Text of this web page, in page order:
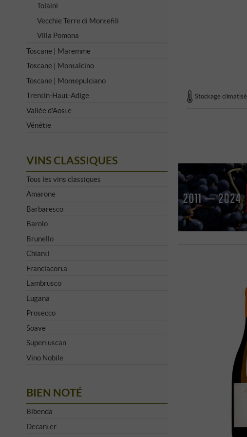
Stockage climatisé
Tolaini
Vecchie Terre di Montefili
Villa Pomona
Toscane | Maremme
Toscane | Montalcino
Toscane | Montepulciano
Trentin-Haut-Adige
Vallée d'Aoste
Vénétie
VINS CLASSIQUES
Tous les vins classiques
Amarone
Barbaresco
Barolo
Brunello
Chianti
Franciacorta
Lambrusco
Lugana
Prosecco
Soave
Supertuscan
Vino Nobile
BIEN NOTÉ
Bibenda
Decanter